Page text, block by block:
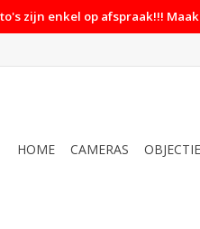
zijn enkel op afspraak!!!
HOME CAMERAS